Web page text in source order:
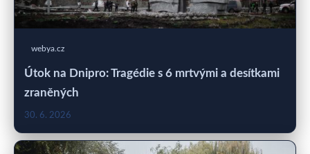
webya.cz
Útok na Dnipro: Tragédie s 6 mrtvými a desítkami
zraněných
30. 6. 2026